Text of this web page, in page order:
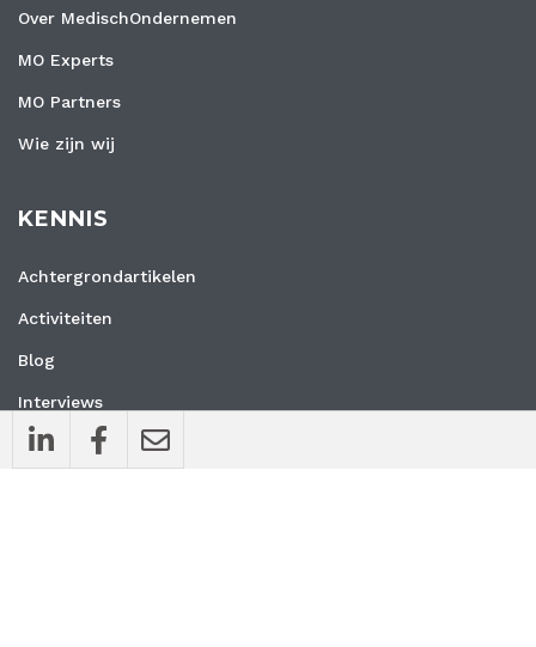
Over MedischOndernemen
MO Experts
MO Partners
Wie zijn wij
KENNIS
Achtergrondartikelen
Activiteiten
Blog
Interviews
Nieuws